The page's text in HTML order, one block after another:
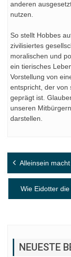
anderen
nutzen.
So stellt Hobbes
zivilisiertes
moralischen und
ein tierisches
Vorstellung von
entspricht, der von
geprägt ist.
unseren
darstellen.
Alleinsein
Wie Eidotter
NEUESTE